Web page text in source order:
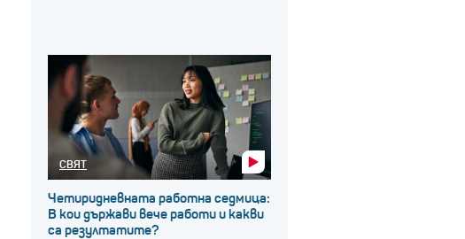
СВЯТ
Четиридневната работна седмица:
В кои държави вече работи и какви
са резултатите?